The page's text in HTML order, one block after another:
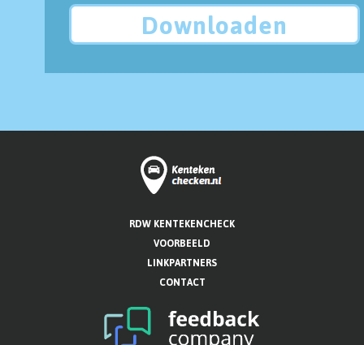
Downloaden
RDW KENTEKENCHECK
VOORBEELD
LINKPARTNERS
CONTACT